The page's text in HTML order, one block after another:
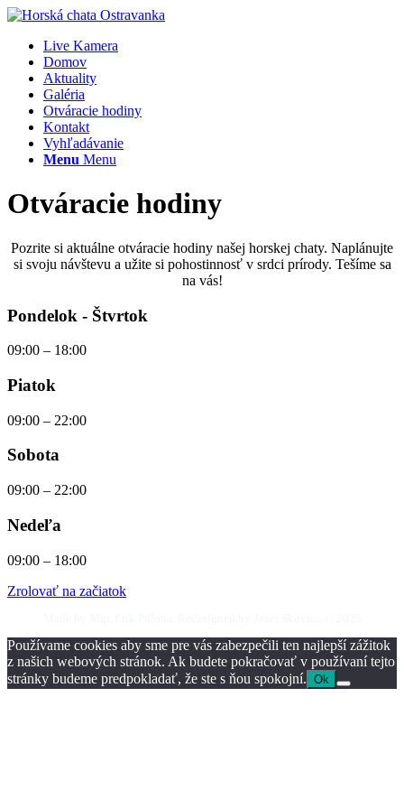
Live Kamera
Domov
Aktuality
Galéria
Otváracie hodiny
Kontakt
Vyhľadávanie
Menu Menu
Otváracie hodiny
Pozrite si aktuálne otváracie hodiny našej horskej chaty. Naplánujte
si svoju návštevu a užite si pohostinnosť v srdci prírody. Tešíme sa
na vás!
Pondelok - Štvrtok
09:00 – 18:00
Piatok
09:00 – 22:00
Sobota
09:00 – 22:00
Nedeľa
09:00 – 18:00
Zrolovať na začiatok
Používame cookies aby sme pre vás zabezpečili ten najlepší zážitok
z našich webových stránok. Ak budete pokračovať v používaní tejto
stránky budeme predpokladať, že ste s ňou spokojní. Ok